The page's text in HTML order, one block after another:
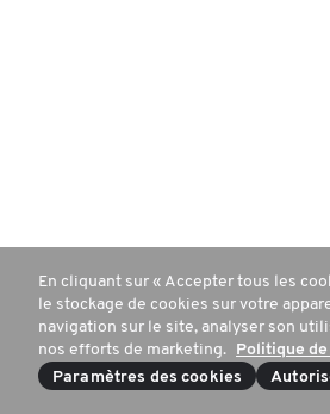
En cliquant sur « Accepter tous les
le stockage de cookies sur votre
navigation sur le site, analyser son
nos efforts de marketing. Politique
Paramètres des cookies